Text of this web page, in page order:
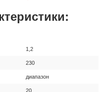
1,2
230
диапазон
20